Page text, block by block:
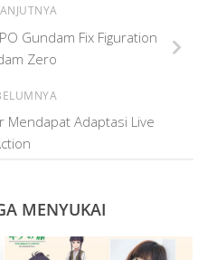
Gundam Fix Figuration
Zero
Mendapat Adaptasi Live
MENYUKAI